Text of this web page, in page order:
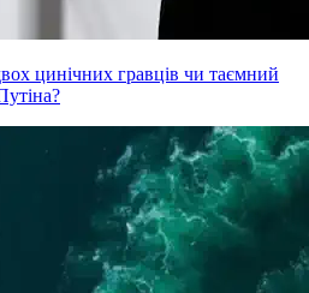
цинічних гравців чи таємний